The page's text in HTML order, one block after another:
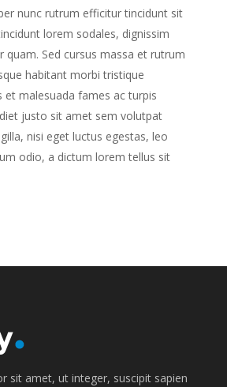
nunc rutrum efficitur tincidunt sit
lorem sodales, dignissim
quam. Sed cursus massa et rutrum
habitant morbi tristique
et malesuada fames ac turpis
justo sit amet sem volutpat
nisi eget luctus egestas, leo
odio, a dictum lorem tellus sit
sit amet, ut integer, suscipit sapien